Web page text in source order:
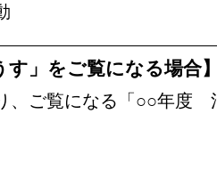
す」をご覧になる場合】
、ご覧になる「○○年度